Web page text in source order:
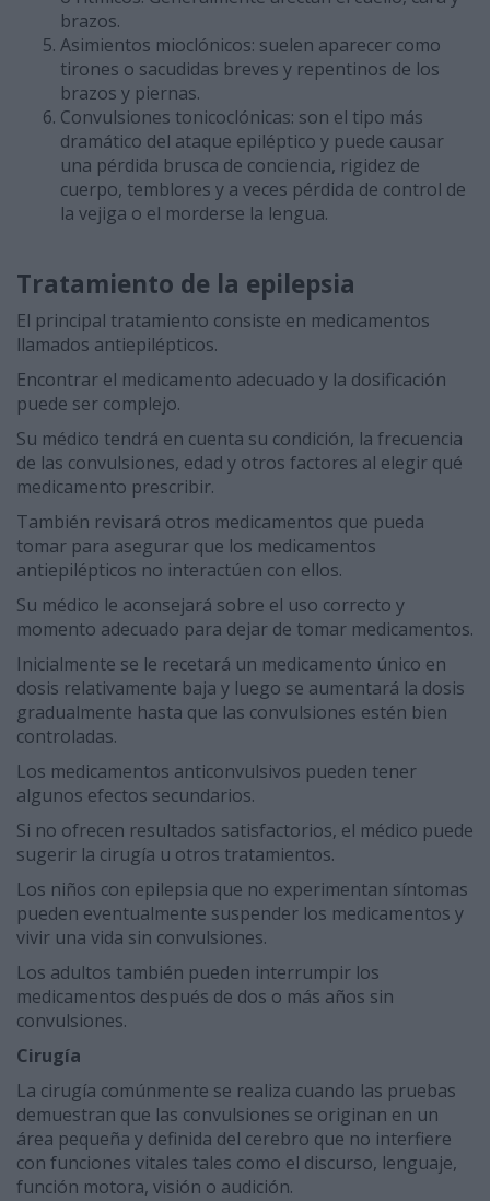
brazos.
Asimientos mioclónicos: suelen aparecer como
tirones o sacudidas breves y repentinos de los
brazos y piernas.
Convulsiones tonicoclónicas: son el tipo más
dramático del ataque epiléptico y puede causar
una pérdida brusca de conciencia, rigidez de
cuerpo, temblores y a veces pérdida de control de
la vejiga o el morderse la lengua.
Tratamiento de la epilepsia
El principal tratamiento consiste en medicamentos
llamados antiepilépticos.
Encontrar el medicamento adecuado y la dosificación
puede ser complejo.
Su médico tendrá en cuenta su condición, la frecuencia
de las convulsiones, edad y otros factores al elegir qué
medicamento prescribir.
También revisará otros medicamentos que pueda
tomar para asegurar que los medicamentos
antiepilépticos no interactúen con ellos.
Su médico le aconsejará sobre el uso correcto y
momento adecuado para dejar de tomar medicamentos.
Inicialmente se le recetará un medicamento único en
dosis relativamente baja y luego se aumentará la dosis
gradualmente hasta que las convulsiones estén bien
controladas.
Los medicamentos anticonvulsivos pueden tener
algunos efectos secundarios.
Si no ofrecen resultados satisfactorios, el médico puede
sugerir la cirugía u otros tratamientos.
Los niños con epilepsia que no experimentan síntomas
pueden eventualmente suspender los medicamentos y
vivir una vida sin convulsiones.
Los adultos también pueden interrumpir los
medicamentos después de dos o más años sin
convulsiones.
Cirugía
La cirugía comúnmente se realiza cuando las pruebas
demuestran que las convulsiones se originan en un
área pequeña y definida del cerebro que no interfiere
con funciones vitales tales como el discurso, lenguaje,
función motora, visión o audición.